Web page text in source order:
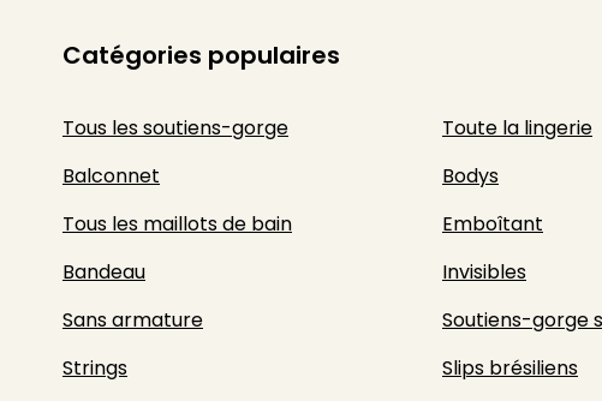
Catégories populaires
Tous les soutiens-gorge Toute la lingerie
Balconnet
Bodys
Tous les maillots de bain
Emboîtant
Bandeau
Invisibles
Sans armature
Soutiens-gorge
Strings
Slips brésiliens